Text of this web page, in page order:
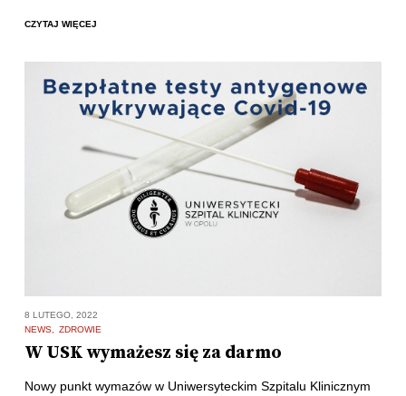
CZYTAJ WIĘCEJ
8 LUTEGO, 2022
NEWS
ZDROWIE
W USK wymażesz się za darmo
Nowy punkt wymazów w Uniwersyteckim Szpitalu Klinicznym